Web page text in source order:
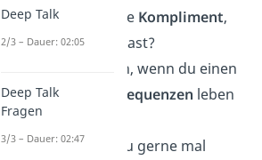
Was ist das schönste Kompliment,
das du je erhalten hast?
Was würdest du tun, wenn du einen
Tag langohne Konsequenzen leben
könntest?
Mit wem würdest du gerne mal
Deep Talk
2/3 – Dauer: 02:05
Deep Talk
Fragen
3/3 – Dauer: 02:47